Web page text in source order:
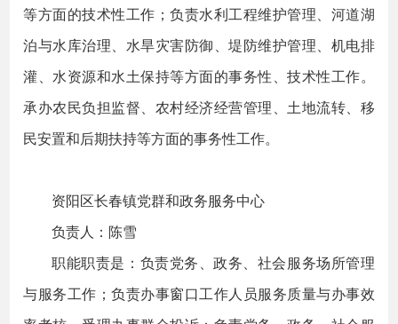
等方面的技术性工作；负责水利工程维护管理、河道湖
泊与水库治理、水旱灾害防御、堤防维护管理、机电排
灌、水资源和水土保持等方面的事务性、技术性工作。
承办农民负担监督、农村经济经营管理、土地流转、移
民安置和后期扶持等方面的事务性工作。
资阳区长春镇党群和政务服务中心
负责人：陈雪
职能职责是：负责党务、政务、社会服务场所管理
与服务工作；负责办事窗口工作人员服务质量与办事效